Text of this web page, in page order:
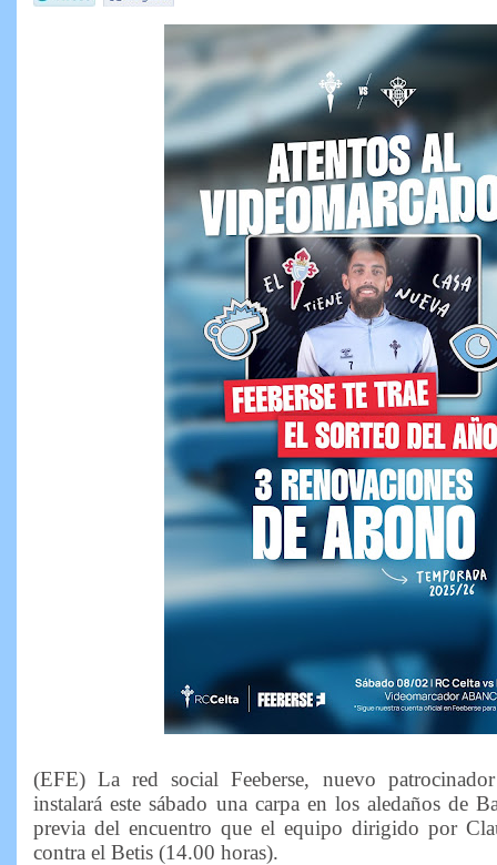
(EFE) La red social Feeberse, nuevo
instalará este sábado una carpa en los aledaños de
previa del encuentro que el equipo dirigido por
contra el Betis (14.00 horas).